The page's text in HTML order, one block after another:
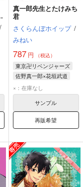
/
真一郎先生とたけみち
君
さくらんぼホイップ /
みねい
787円 （税込）
東京卍リベンジャーズ
佐野真一郎×花垣武道
花垣武道
×：在庫なし
サンプル
再販希望